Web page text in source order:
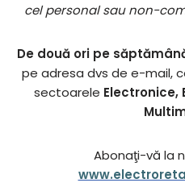
cel personal sau non-
De două ori pe
pe adresa dvs de e-mail,
sectoarele Electronice,
Abonaţi-vă la